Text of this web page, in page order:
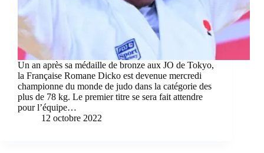
Un an après sa médaille de bronze aux JO de Tokyo,
la Française Romane Dicko est devenue mercredi
championne du monde de judo dans la catégorie des
plus de 78 kg. Le premier titre se sera fait attendre
pour l’équipe…
12 octobre 2022